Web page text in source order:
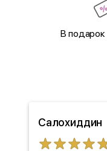
В
Салохиддин